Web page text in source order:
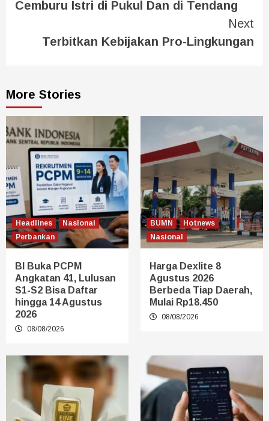
Cemburu Istri di Pukul Dan di Tendang
Next
Terbitkan Kebijakan Pro-Lingkungan
More Stories
Headlines
Nasional
Perbankan
BI Buka PCPM
Angkatan 41, Lulusan
S1-S2 Bisa Daftar
hingga 14 Agustus
2026
08/08/2026
BUMN
Hotnews
Nasional
Harga Dexlite 8
Agustus 2026
Berbeda Tiap Daerah,
Mulai Rp18.450
08/08/2026